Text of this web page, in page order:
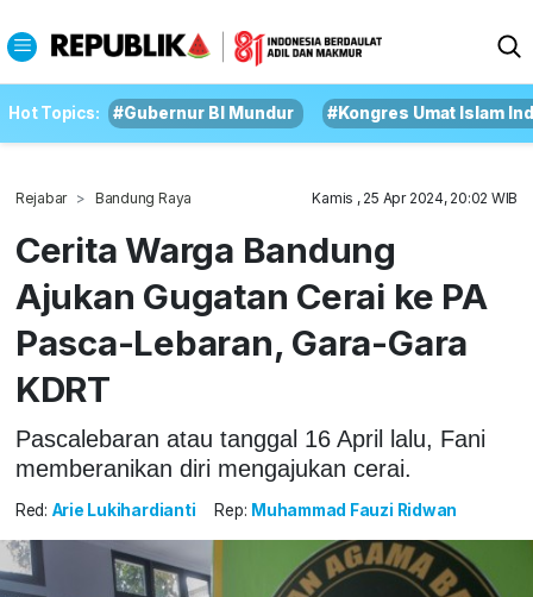
Hot Topics: #Gubernur BI Mundur #Kongres Umat Islam
Rejabar Bandung Raya Kamis , 25 Apr 2024, 20:02 WIB
Cerita Warga Bandung
Ajukan Gugatan Cerai ke PA
Pasca-Lebaran, Gara-Gara
KDRT
Pascalebaran atau tanggal 16 April lalu, Fani
memberanikan diri mengajukan cerai.
Red: Arie Lukihardianti Rep: Muhammad Fauzi Ridwan